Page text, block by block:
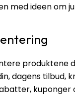
med ideen om
produktene
dagens tilbud,
kuponger